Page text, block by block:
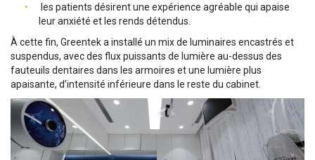
les patients désirent une expérience agréable qui apaise
leur anxiété et les rends détendus.
À cette fin, Greentek a installé un mix de luminaires encastrés et
suspendus, avec des flux puissants de lumière au-dessus des
fauteuils dentaires dans les armoires et une lumière plus
apaisante, d’intensité inférieure dans le reste du cabinet.